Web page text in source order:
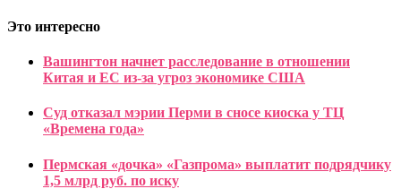
Это интересно
Вашингтон начнет расследование в отношении
Китая и ЕС из-за угроз экономике США
Суд отказал мэрии Перми в сносе киоска у ТЦ
«Времена года»
Пермская «дочка» «Газпрома» выплатит подрядчику
1,5 млрд руб. по иску